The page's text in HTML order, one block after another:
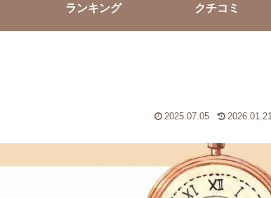
ランキング クチコミ
2025.07.05 2026.01.21